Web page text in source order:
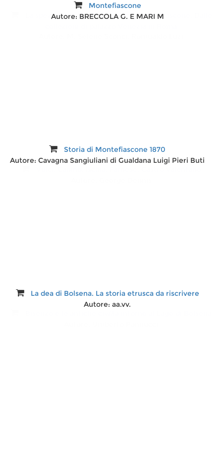
Montefiascone
Autore: BRECCOLA G. E MARI M
Storia di Montefiascone 1870
Autore: Cavagna Sangiuliani di Gualdana Luigi Pieri Buti
La dea di Bolsena. La storia etrusca da riscrivere
Autore: aa.vv.
La spezieria di San Benedetto a Montefiascone. Dalle